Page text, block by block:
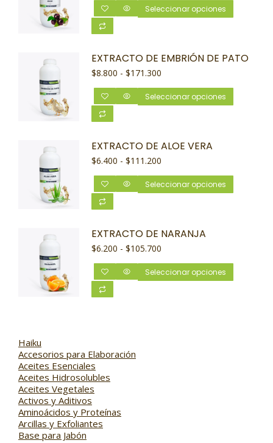
Seleccionar opciones
EXTRACTO DE EMBRIÓN DE PATO
$8.800 - $171.300
Seleccionar opciones
EXTRACTO DE ALOE VERA
$6.400 - $111.200
Seleccionar opciones
EXTRACTO DE NARANJA
$6.200 - $105.700
Seleccionar opciones
Haiku
Accesorios para Elaboración
Aceites Esenciales
Aceites Hidrosolubles
Aceites Vegetales
Activos y Aditivos
Aminoácidos y Proteínas
Arcillas y Exfoliantes
Base para Jabón